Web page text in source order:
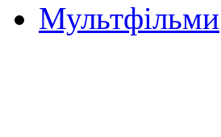
Мультфільми